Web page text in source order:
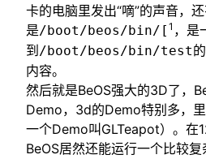
卡的电脑里发出“嘀”的声音，
是/boot/beos/bin/[ 1 ，是
到 /boot/beos/bin/test
内容。
然后就是BeOS强大的3D了，
Demo，3d的Demo特别多，
一个Demo叫GLTeapot）。在
BeOS居然还能运行一个比较